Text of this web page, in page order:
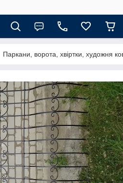
Паркани, ворота, хвіртки, художня